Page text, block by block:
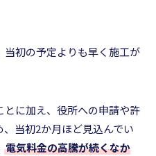
初の予定よりも早く施工が
に加え、役所への申請や許
当初2か月ほど見込んでい
電気料金の高騰が続くなか